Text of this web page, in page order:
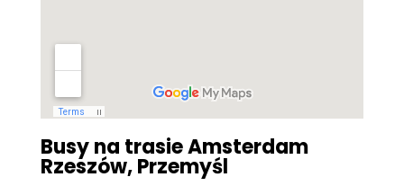
Busy na trasie Amsterdam
Rzeszów, Przemyśl